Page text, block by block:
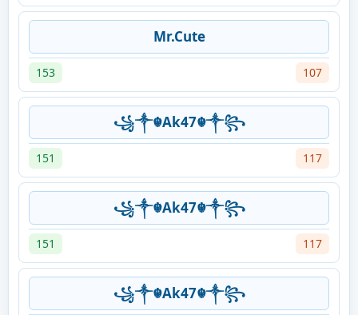
Mr.Cute
153 107
꧁༒☬Ak47☬༒꧂
151 117
꧁༒☬Ak47☬༒꧂
151 117
꧁༒☬Ak47☬༒꧂